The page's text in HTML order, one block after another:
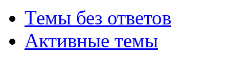
Темы без ответов
Активные темы